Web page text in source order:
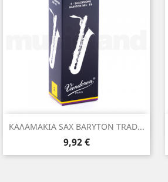
ΚΑΛΑΜΑΚΙΑ SAX BARYTON TRAD...
Τιμή
9,92 €
Γρήγορη προβολή